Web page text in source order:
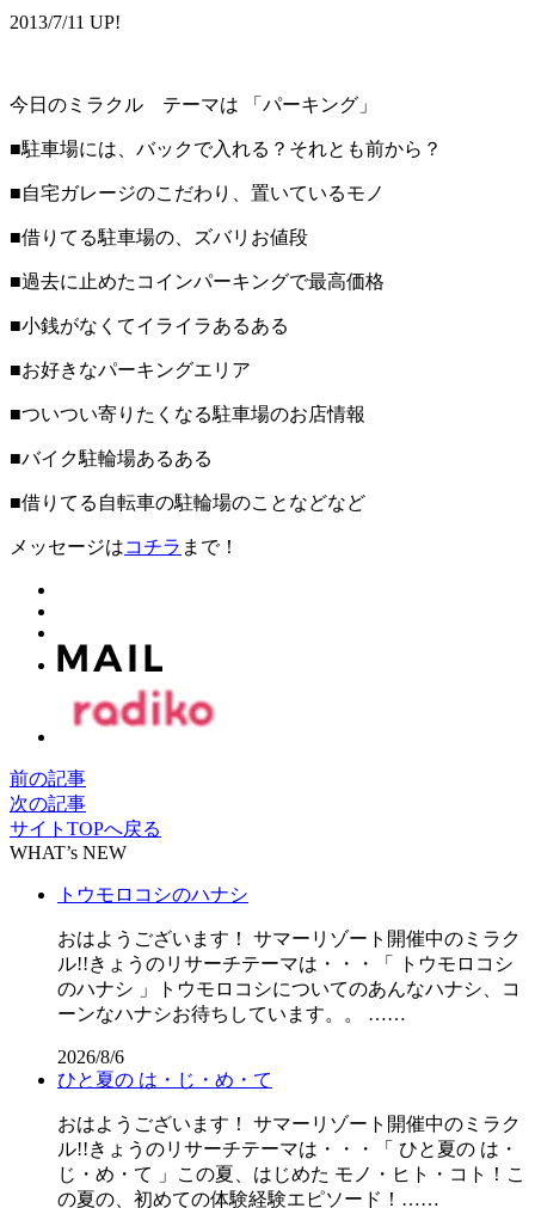
2013/7/11 UP!
今日のミラクル テーマは 「パーキング」
■駐車場には、バックで入れる？それとも前から？
■自宅ガレージのこだわり、置いているモノ
■借りてる駐車場の、ズバリお値段
■過去に止めたコインパーキングで最高価格
■小銭がなくてイライラあるある
■お好きなパーキングエリア
■ついつい寄りたくなる駐車場のお店情報
■バイク駐輪場あるある
■借りてる自転車の駐輪場のことなどなど
メッセージはコチラ まで！
前の記事
次の記事
サイトTOPへ戻る
WHAT’s NEW
トウモロコシのハナシ
おはようございます！ サマーリゾート開催中のミラク
ル!!きょうのリサーチテーマは・・・「 トウモロコシ
のハナシ 」トウモロコシについてのあんなハナシ、コ
ーンなハナシお待ちしています。。 ……
2026/8/6
ひと夏の は・じ・め・て
おはようございます！ サマーリゾート開催中のミラク
ル!!きょうのリサーチテーマは・・・「 ひと夏の は・
じ・め・て 」この夏、はじめた モノ・ヒト・コト！こ
の夏の、初めての体験経験エピソード！……